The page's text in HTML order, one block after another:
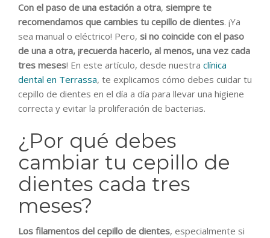
Con el paso de una estación a otra, siempre te
recomendamos que cambies tu cepillo de dientes. ¡Ya
sea manual o eléctrico! Pero, si no coincide con el paso
de una a otra, ¡recuerda hacerlo, al menos, una vez cada
tres meses! En este artículo, desde nuestra clínica
dental en Terrassa, te explicamos cómo debes cuidar tu
cepillo de dientes en el día a día para llevar una higiene
correcta y evitar la proliferación de bacterias.
¿Por qué debes
cambiar tu cepillo de
dientes cada tres
meses?
Los filamentos del cepillo de dientes, especialmente si